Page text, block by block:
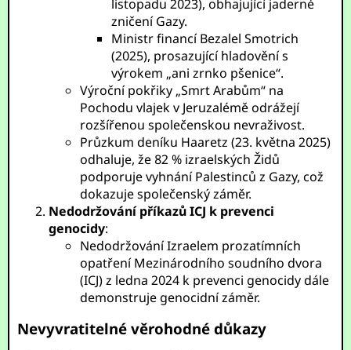
listopadu 2023), obhajující jaderné
zničení Gazy.
Ministr financí Bezalel Smotrich
(2025), prosazující hladovění s
výrokem „ani zrnko pšenice“.
Výroční pokřiky „Smrt Arabům“ na
Pochodu vlajek v Jeruzalémě odrážejí
rozšířenou společenskou nevraživost.
Průzkum deníku Haaretz (23. května 2025)
odhaluje, že 82 % izraelských Židů
podporuje vyhnání Palestinců z Gazy, což
dokazuje společenský záměr.
Nedodržování příkazů ICJ k prevenci
genocidy:
Nedodržování Izraelem prozatímních
opatření Mezinárodního soudního dvora
(ICJ) z ledna 2024 k prevenci genocidy dále
demonstruje genocidní záměr.
Nevyvratitelné věrohodné důkazy